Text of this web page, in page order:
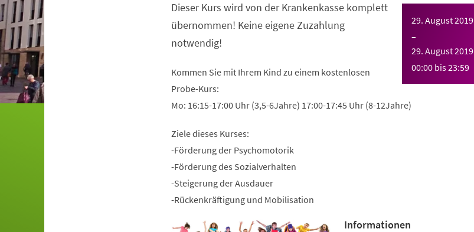
29. August 2019
–
29. August 2019
00:00 bis23:59
Dieser Kurs wird von der Krankenkasse komplett
übernommen! Keine eigene Zuzahlung
notwendig!
Kommen Sie mit Ihrem Kind zu einem kostenlosen
Probe-Kurs:
Mo: 16:15-17:00 Uhr (3,5-6Jahre) 17:00-17:45 Uhr (8-12Jahre)
Ziele dieses Kurses:
-Förderung der Psychomotorik
-Förderung des Sozialverhalten
-Steigerung der Ausdauer
-Rückenkräftigung und Mobilisation
Informationen